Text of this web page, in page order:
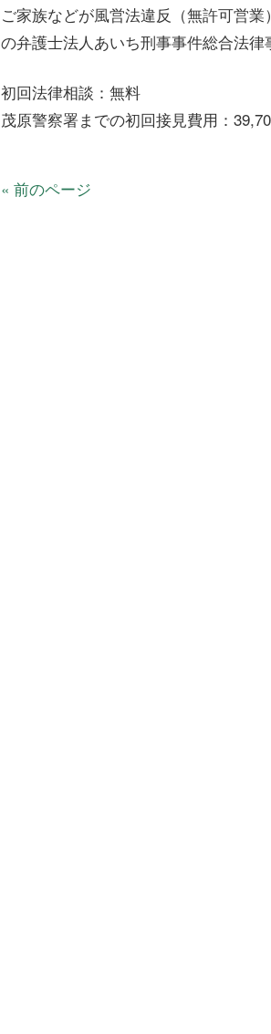
ご家族などが風営法違反（無許可営
の弁護士法人あいち刑事事件総合法律
初回法律相談：無料
茂原警察署までの初回接見費用：
« 前のページ